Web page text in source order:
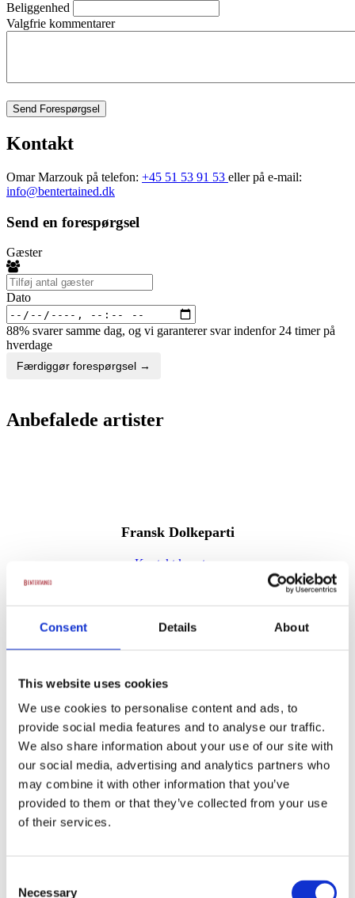
Consent Details About
This website uses cookies
We use cookies to personalise content and ads, to
provide social media features and to analyse our traffic.
We also share information about your use of our site with
our social media, advertising and analytics partners who
may combine it with other information that you’ve
provided to them or that they’ve collected from your use
of their services.
Necessary
Beliggenhed
Valgfrie kommentarer
Send Forespørgsel
Kontakt
Omar Marzouk på telefon: +45 51 53 91 53 eller på e-mail:
info@bentertained.dk
Send en forespørgsel
Gæster
Dato
88% svarer samme dag, og vi garanterer svar indenfor 24 timer på
hverdage
Færdiggør forespørgsel →
Anbefalede artister
Fransk Dolkeparti
Kontakt kunstner
Kontakt kunstner
Morten Wichmann